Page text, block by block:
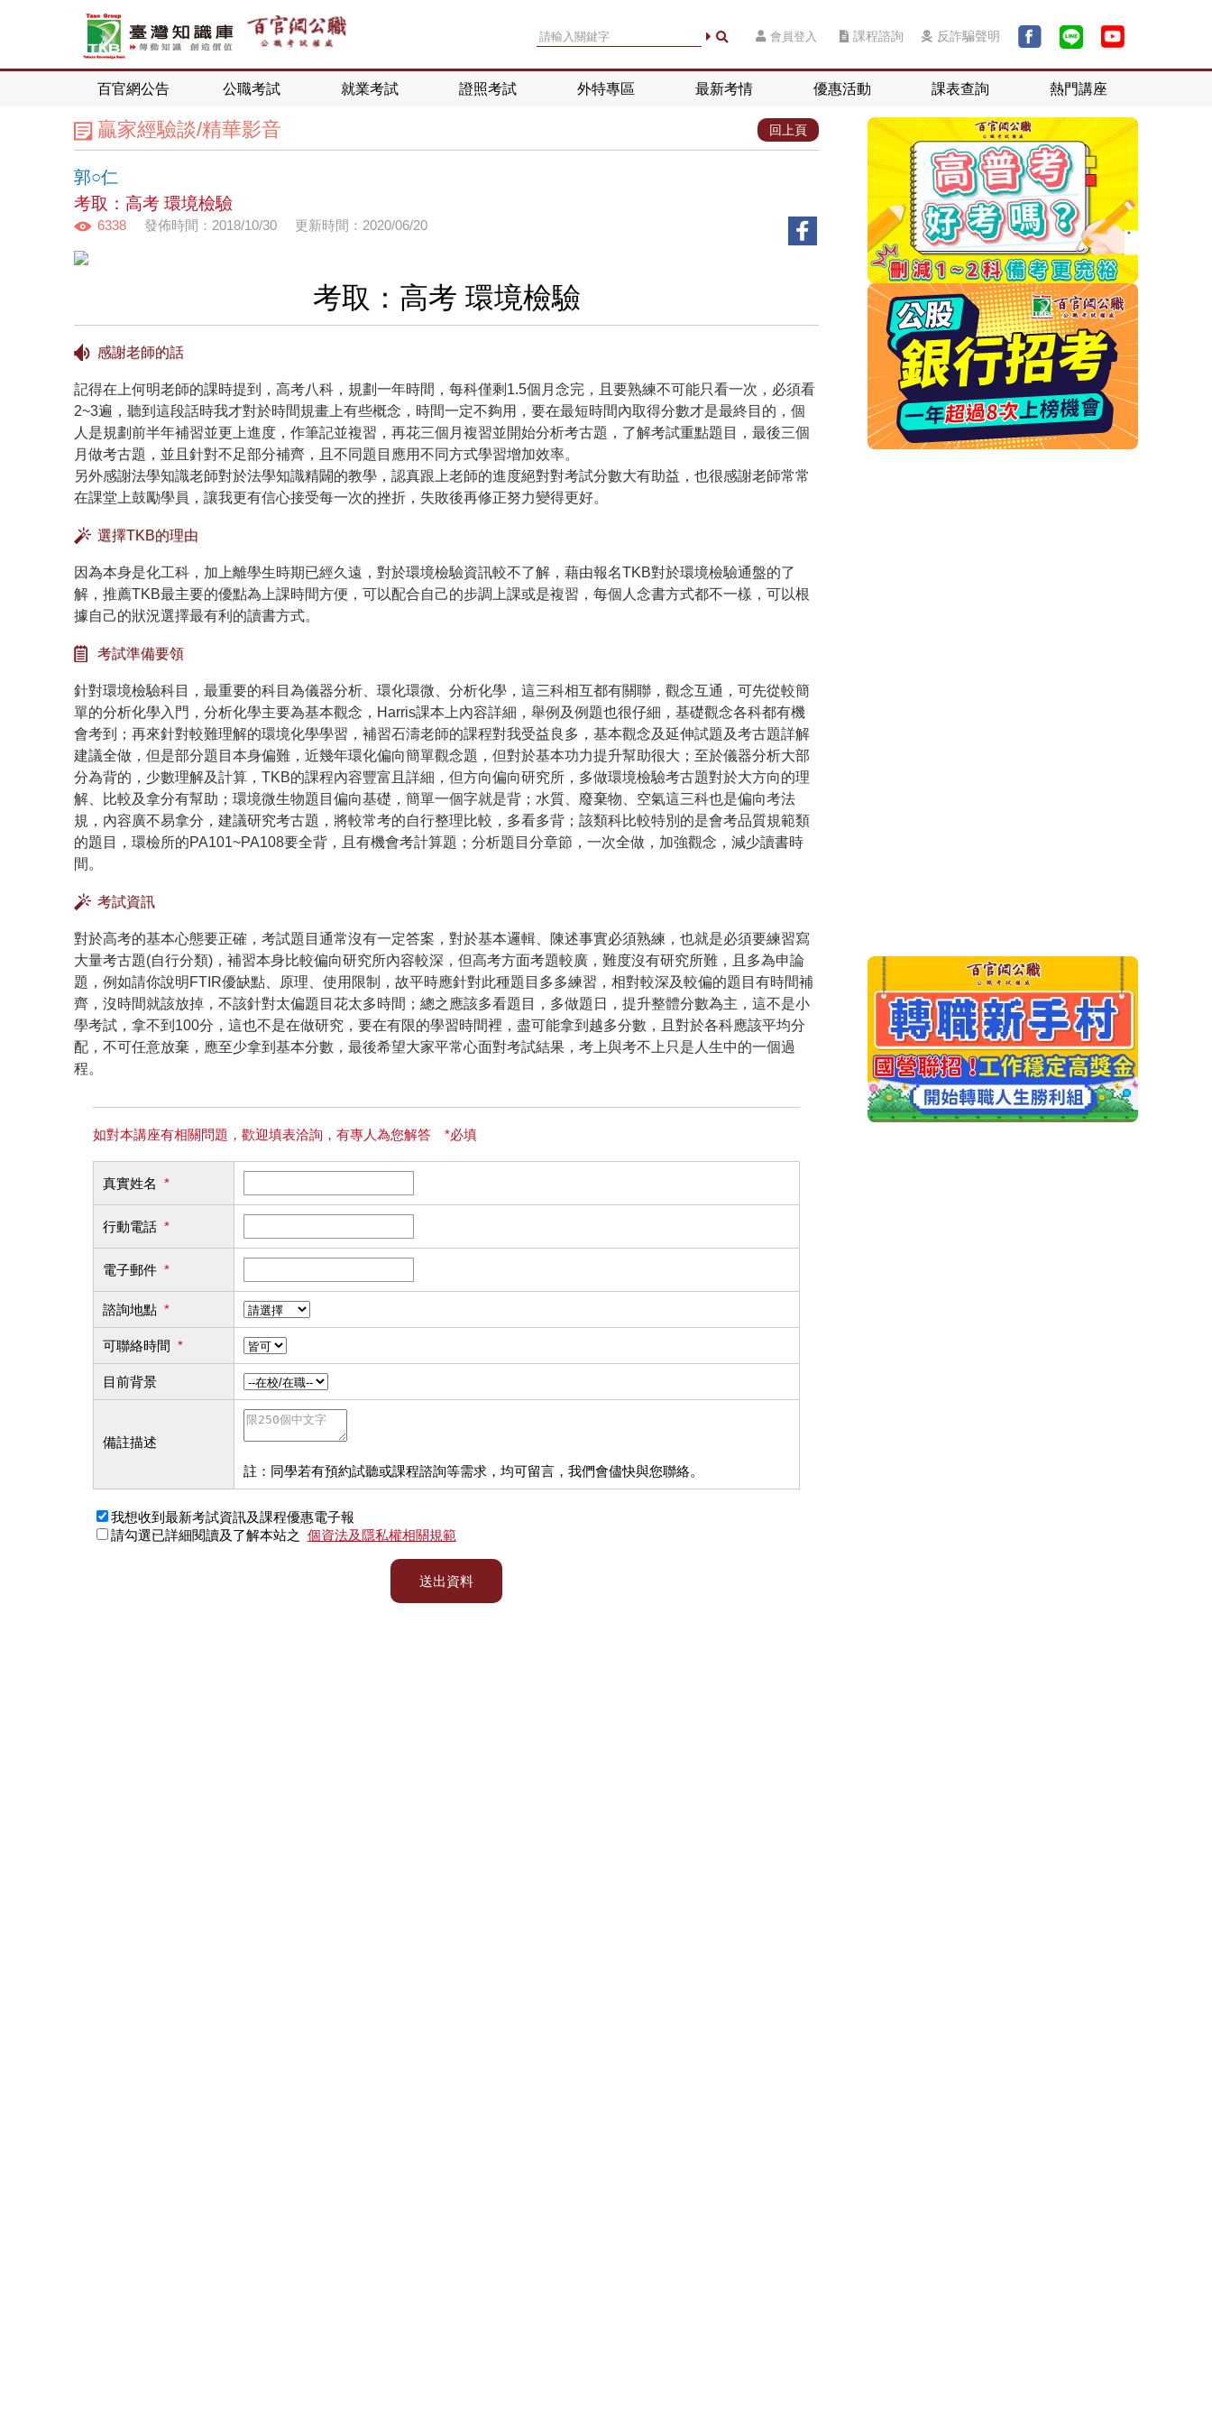
會員登入 課程諮詢 反詐騙聲明
百官網公告 公職考試 就業考試 證照考試 外特專區 最新考情 優惠活動 課表查詢 熱門講座
贏家經驗談/精華影音 回上頁
郭○仁
考取：高考 環境檢驗
6338 發佈時間：2018/10/30 更新時間：2020/06/20
考取：高考 環境檢驗
感謝老師的話
記得在上何明老師的課時提到，高考八科，規劃一年時間，每科僅剩1.5個月念完，且要熟練不可能只看一次，必須看
2~3遍，聽到這段話時我才對於時間規畫上有些概念，時間一定不夠用，要在最短時間內取得分數才是最終目的，個
人是規劃前半年補習並更上進度，作筆記並複習，再花三個月複習並開始分析考古題，了解考試重點題目，最後三個
月做考古題，並且針對不足部分補齊，且不同題目應用不同方式學習增加效率。
另外感謝法學知識老師對於法學知識精闢的教學，認真跟上老師的進度絕對對考試分數大有助益，也很感謝老師常常
在課堂上鼓勵學員，讓我更有信心接受每一次的挫折，失敗後再修正努力變得更好。
選擇TKB的理由
因為本身是化工科，加上離學生時期已經久遠，對於環境檢驗資訊較不了解，藉由報名TKB對於環境檢驗通盤的了
解，推薦TKB最主要的優點為上課時間方便，可以配合自己的步調上課或是複習，每個人念書方式都不一樣，可以根
據自己的狀況選擇最有利的讀書方式。
考試準備要領
針對環境檢驗科目，最重要的科目為儀器分析、環化環微、分析化學，這三科相互都有關聯，觀念互通，可先從較簡
單的分析化學入門，分析化學主要為基本觀念，Harris課本上內容詳細，舉例及例題也很仔細，基礎觀念各科都有機
會考到；再來針對較難理解的環境化學學習，補習石濤老師的課程對我受益良多，基本觀念及延伸試題及考古題詳解
建議全做，但是部分題目本身偏難，近幾年環化偏向簡單觀念題，但對於基本功力提升幫助很大；至於儀器分析大部
分為背的，少數理解及計算，TKB的課程內容豐富且詳細，但方向偏向研究所，多做環境檢驗考古題對於大方向的理
解、比較及拿分有幫助；環境微生物題目偏向基礎，簡單一個字就是背；水質、廢棄物、空氣這三科也是偏向考法
規，內容廣不易拿分，建議研究考古題，將較常考的自行整理比較，多看多背；該類科比較特別的是會考品質規範類
的題目，環檢所的PA101~PA108要全背，且有機會考計算題；分析題目分章節，一次全做，加強觀念，減少讀書時
間。
考試資訊
對於高考的基本心態要正確，考試題目通常沒有一定答案，對於基本邏輯、陳述事實必須熟練，也就是必須要練習寫
大量考古題(自行分類)，補習本身比較偏向研究所內容較深，但高考方面考題較廣，難度沒有研究所難，且多為申論
題，例如請你說明FTIR優缺點、原理、使用限制，故平時應針對此種題目多多練習，相對較深及較偏的題目有時間補
齊，沒時間就該放掉，不該針對太偏題目花太多時間；總之應該多看題目，多做題日，提升整體分數為主，這不是小
學考試，拿不到100分，這也不是在做研究，要在有限的學習時間裡，盡可能拿到越多分數，且對於各科應該平均分
配，不可任意放棄，應至少拿到基本分數，最後希望大家平常心面對考試結果，考上與考不上只是人生中的一個過
程。
如對本講座有相關問題，歡迎填表洽詢，有專人為您解答 *必填
真實姓名 *
行動電話 *
電子郵件 *
諮詢地點 *
可聯絡時間 *
目前背景
備註描述
註：同學若有預約試聽或課程諮詢等需求，均可留言，我們會儘快與您聯絡。
我想收到最新考試資訊及課程優惠電子報
請勾選已詳細閱讀及了解本站之 個資法及隱私權相關規範
送出資料